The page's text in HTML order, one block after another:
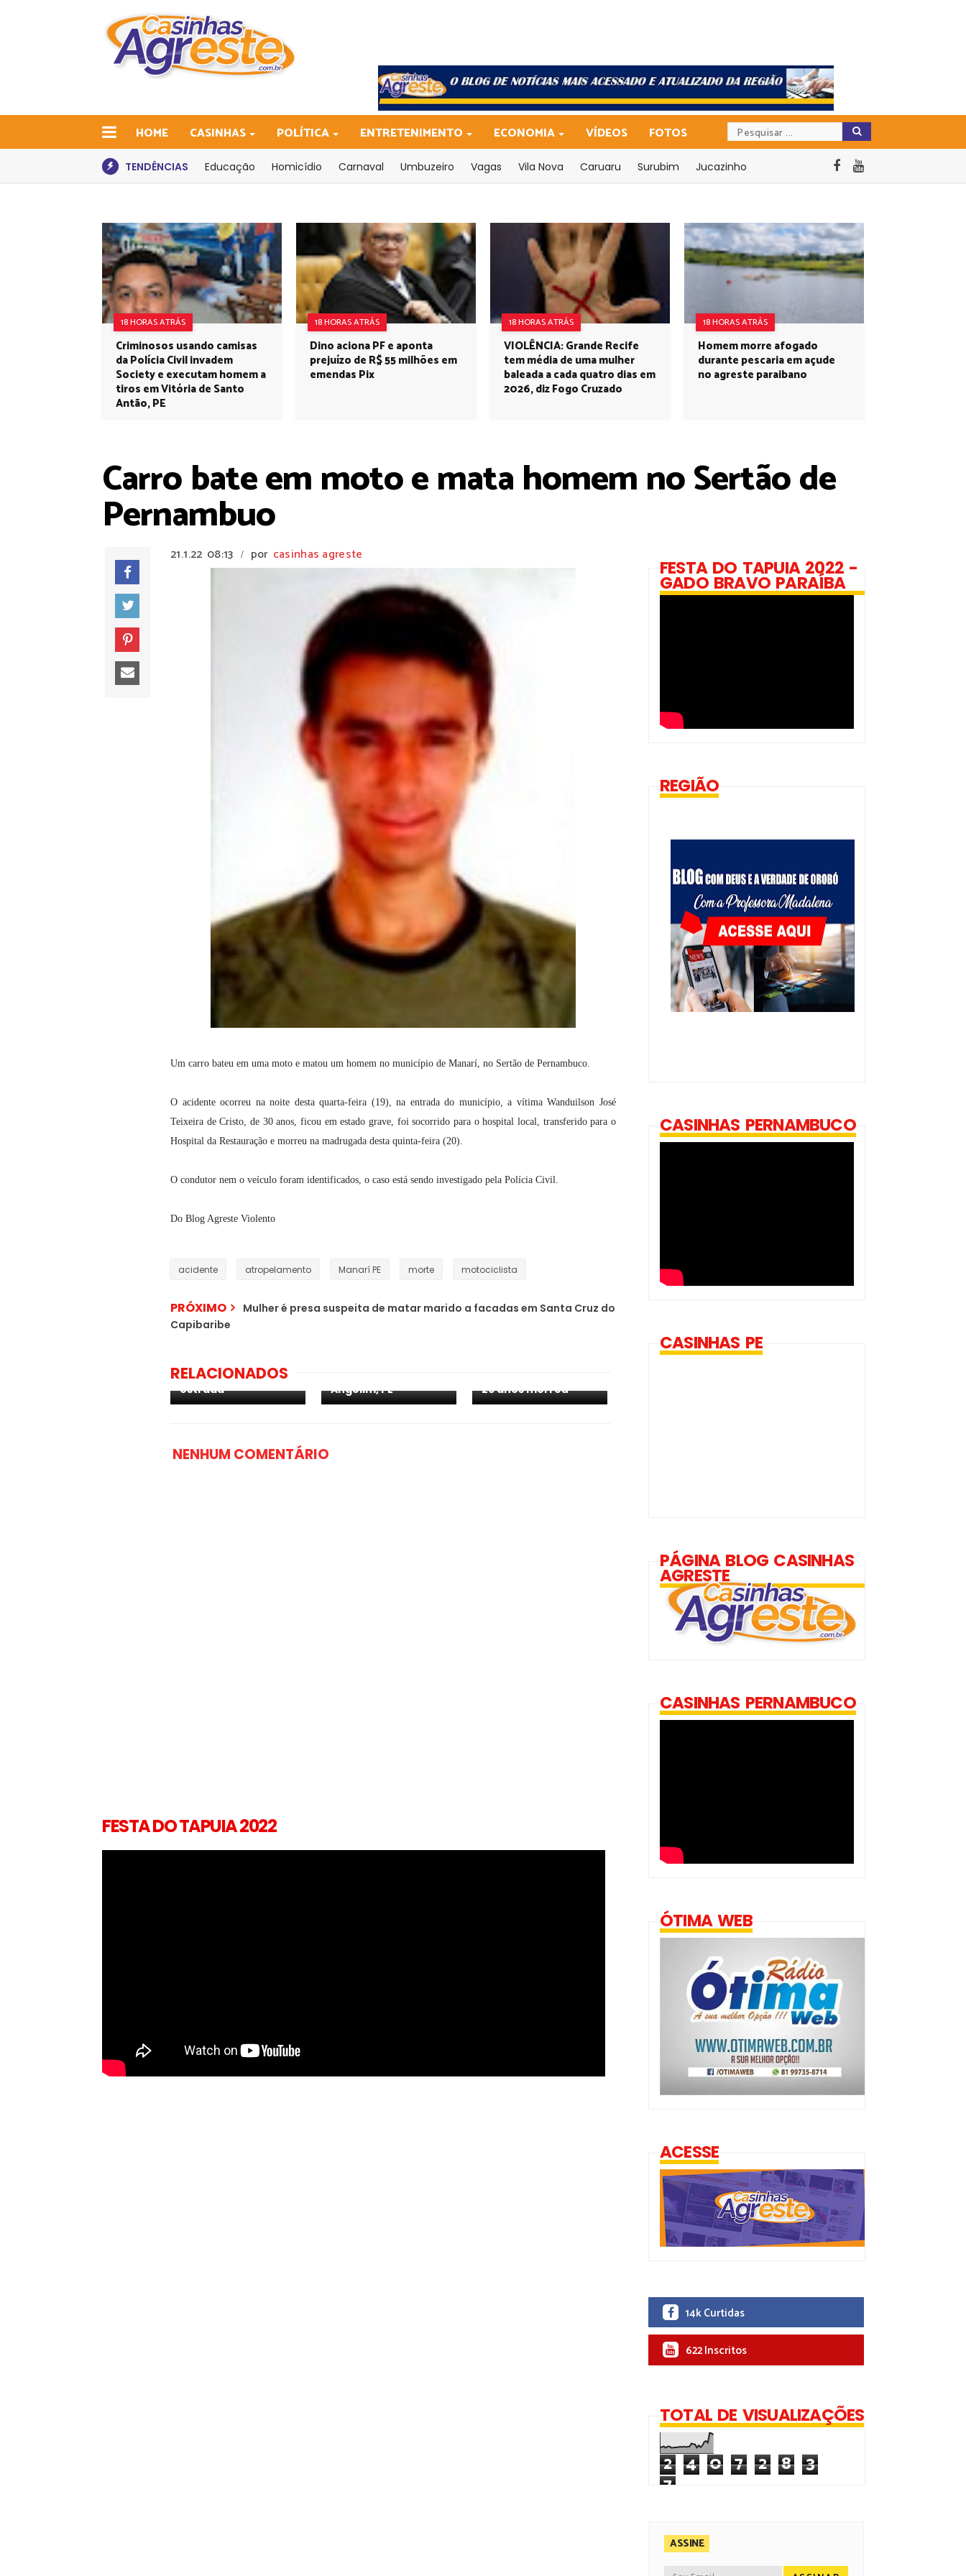
HOME CASINHAS POLÍTICA ENTRETENIMENTO ECONOMIA VÍDEOS FOTOS
TENDÊNCIAS Educação Homicídio Carnaval Umbuzeiro Vagas Vila Nova Caruaru Surubim Jucazinho
18 HORAS ATRÁS
Criminosos usando camisas
da Polícia Civil invadem
Society e executam homem a
tiros em Vitória de Santo
Antão, PE
18 HORAS ATRÁS
Dino aciona PF e aponta
prejuízo de R$ 55 milhões em
emendas Pix
18 HORAS ATRÁS
VIOLÊNCIA: Grande Recife
tem média de uma mulher
baleada a cada quatro dias em
2026, diz Fogo Cruzado
18 HORAS ATRÁS
Homem morre afogado
durante pescaria em açude
no agreste paraibano
Carro bate em moto e mata homem no Sertão de
Pernambuo
21.1.22 08:13 / por casinhas agreste
Um carro bateu em uma moto e matou um homem no município de Manarí, no Sertão de Pernambuco.
O acidente ocorreu na noite desta quarta-feira (19), na entrada do município, a vítima Wanduilson José
Teixeira de Cristo, de 30 anos, ficou em estado grave, foi socorrido para o hospital local, transferido para o
Hospital da Restauração e morreu na madrugada desta quinta-feira (20).
O condutor nem o veículo foram identificados, o caso está sendo investigado pela Polícia Civil.
Do Blog Agreste Violento
acidente atropelamento Manarí PE morte motociclista
PRÓXIMO
Mulher é presa suspeita de matar marido a facadas em Santa Cruz do
Capibaribe
RELACIONADOS
em cavalo na
estrada
Angelim, PE
26 anos morreu
NENHUM COMENTÁRIO
FESTA DO TAPUIA 2022
FESTA DO TAPUIA 2022 -
GADO BRAVO PARAÍBA
REGIÃO
CASINHAS PERNAMBUCO
CASINHAS PE
PÁGINA BLOG CASINHAS
AGRESTE
CASINHAS PERNAMBUCO
ÓTIMA WEB
ACESSE
14k Curtidas
622 Inscritos
TOTAL DE VISUALIZAÇÕES
2 4 0 7 2 8 3
7
ASSINE